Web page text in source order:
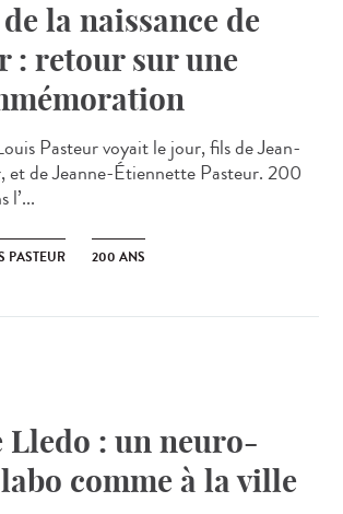
la naissance de
: retour sur une
Pasteur voyait le jour, fils de Jean-
et de Jeanne-Étiennette Pasteur. 200
l’...
PASTEUR 200 ANS
: un neuro-
comme à la ville